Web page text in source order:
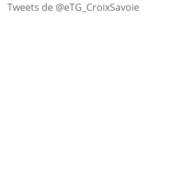
Tweets de @eTG_CroixSavoie